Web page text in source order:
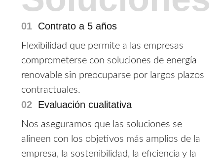
01 Contrato a 5 años
Flexibilidad que permite a las empresas
comprometerse con soluciones de energía
renovable sin preocuparse por largos plazos
contractuales.
02 Evaluación cualitativa
Nos aseguramos que las soluciones se
alineen con los objetivos más amplios de la
empresa, la sostenibilidad, la eficiencia y la